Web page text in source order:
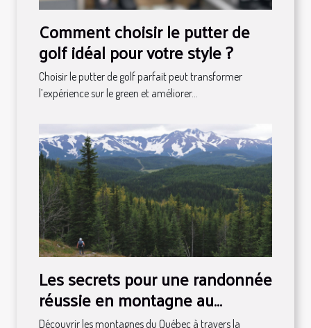
Comment choisir le putter de
golf idéal pour votre style ?
Choisir le putter de golf parfait peut transformer
l’expérience sur le green et améliorer...
Les secrets pour une randonnée
réussie en montagne au
Québec
Découvrir les montagnes du Québec à travers la